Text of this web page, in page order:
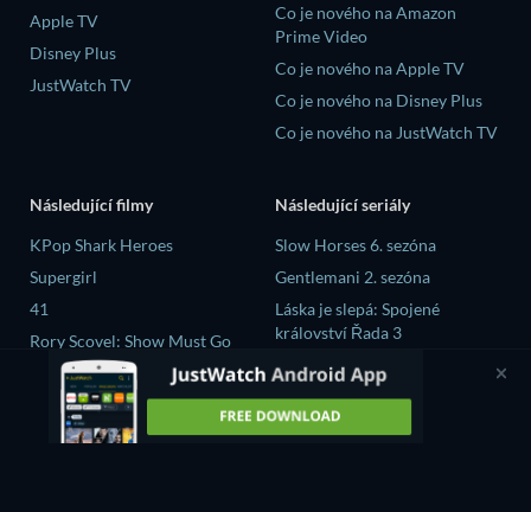
Apple TV
Disney Plus
JustWatch TV
Co je nového na Amazon
Prime Video
Co je nového na Apple TV
Co je nového na Disney Plus
Co je nového na JustWatch TV
Následující filmy
KPop Shark Heroes
Supergirl
41
Rory Scovel: Show Must Go
Julian
Následující seriály
Slow Horses 6. sezóna
Gentlemani 2. sezóna
Láska je slepá: Spojené
království Řada 3
Mourinho 1. sezóna
GTO (2026) 1. sezóna